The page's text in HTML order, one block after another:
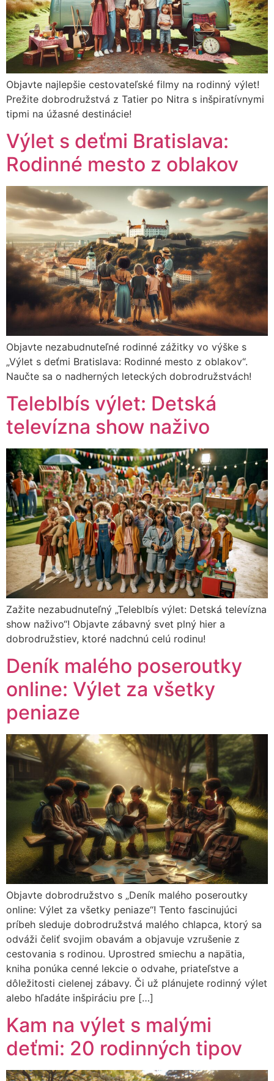
Objavte najlepšie cestovateľské filmy na rodinný výlet!
Prežite dobrodružstvá z Tatier po Nitra s inšpiratívnymi
tipmi na úžasné destinácie!
Výlet s deťmi Bratislava:
Rodinné mesto z oblakov
Objavte nezabudnuteľné rodinné zážitky vo výške s
„Výlet s deťmi Bratislava: Rodinné mesto z oblakov“.
Naučte sa o nadherných leteckých dobrodružstvách!
Teleblbís výlet: Detská
televízna show naživo
Zažite nezabudnuteľný „Teleblbís výlet: Detská televízna
show naživo“! Objavte zábavný svet plný hier a
dobrodružstiev, ktoré nadchnú celú rodinu!
Deník malého poseroutky
online: Výlet za všetky
peniaze
Objavte dobrodružstvo s „Deník malého poseroutky
online: Výlet za všetky peniaze“! Tento fascinujúci
príbeh sleduje dobrodružstvá malého chlapca, ktorý sa
odváži čeliť svojim obavám a objavuje vzrušenie z
cestovania s rodinou. Uprostred smiechu a napätia,
kniha ponúka cenné lekcie o odvahe, priateľstve a
dôležitosti cielenej zábavy. Či už plánujete rodinný výlet
alebo hľadáte inšpiráciu pre […]
Kam na výlet s malými
deťmi: 20 rodinných tipov